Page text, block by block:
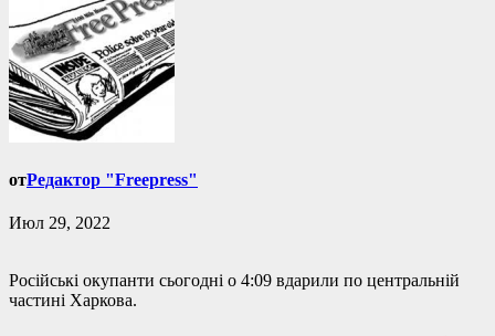
отРедактор "Freepress"
Июл 29, 2022
Російські окупанти сьогодні о 4:09 вдарили по центральній
частині Харкова.